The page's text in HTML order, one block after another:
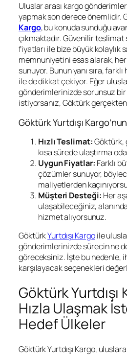
Uluslar arası kargo
yapmak son derece önemlidir.
Kargo, bu konuda sunduğu
çıkmaktadır. Güvenilir
fiyatları ile bize büyük kolaylık
memnuniyetini esas alarak,
sunuyor. Bunun yanı sıra,
ile de dikkat çekiyor. Eğer
gönderimlerinizde sorunsuz
istiyorsanız, Göktürk
Göktürk Yurtdışı
Hızlı Teslimat:Göktürk,
kısa sürede ulaştırma
Uygun Fiyatlar: Farklı
çözümler sunuyor,
maliyetlerden
Müşteri Desteği: Her
ulaşabileceğiniz,
hizmet alıyorsunuz.
GöktürkYurtdışı Kargoile
gönderimlerinizde sürecin ne
göreceksiniz. İşte bu nedenle,
karşılayacak seçenekleri
Göktürk Yurtdışı
Hızla Ulaşmak
Hedef Ülkeler
Göktürk Yurtdışı Kargo,